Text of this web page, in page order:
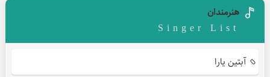
هنرمندان
Singer List
آبتین یارا